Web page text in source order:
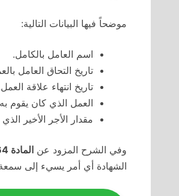
موضحاً فيها البيانات التالية:
اسم العامل بالكامل.
تاريخ التحاق العامل
تاريخ انتهاء علاقة
العمل الذي كان يقوم
مقدار الأجر الأخير
وفي الشرح المزود عن المادة 64 من نظام العمل
الشهادة أي أمر يسيء إلى